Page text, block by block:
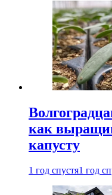
как
капусту
1 год спустя1 год